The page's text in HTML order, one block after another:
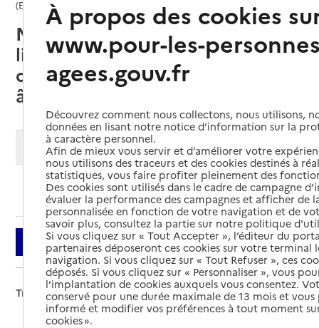
(EHPAD)
Nanteuil-le-Haudouin (60440) :
liste des établissements
d'hébergement pour personnes
âgées dépendantes (EHPAD)
Modifier ma recherche
Ajouter cette recherche aux favoris
Filtrer
Trier par :
À propos des cookies
www.pour-les-
agees.gouv.fr
Découvrez comment nous collectons, nous utilisons,
données en lisant notre notice d’information sur la
à caractère personnel.
Afin de mieux vous servir et d’améliorer votre
nous utilisons des traceurs et des cookies destinés à
statistiques, vous faire profiter pleinement des
Des cookies sont utilisés dans le cadre de campagne
évaluer la performance des campagnes et afficher de
personnalisée en fonction de votre navigation et de
savoir plus, consultez la partie sur notre politique
Si vous cliquez sur « Tout Accepter », l’éditeur du
partenaires déposeront ces cookies sur votre terminal
navigation. Si vous cliquez sur « Tout Refuser », ces
déposés. Si vous cliquez sur « Personnaliser », vous
l’implantation de cookies auxquels vous consentez.
conservé pour une durée maximale de 13 mois et
informé et modifier vos préférences à tout moment
cookies ».